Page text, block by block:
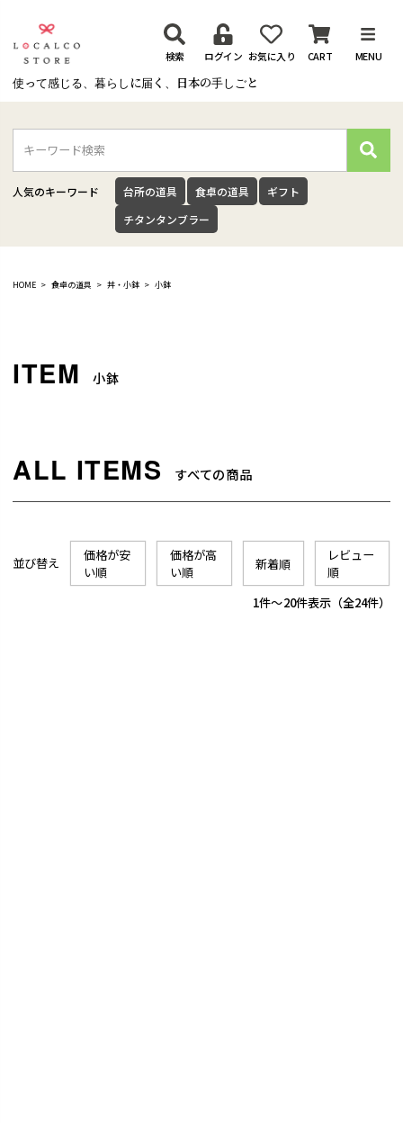
使って感じる、暮らしに届く、日本の手しごと
検索 ログイン お気に入り CART MENU
検
索
人気のキーワード 台所の道具 食卓の道具
ギフト
チタンタンブラー
HOME 食卓の道具 丼・小鉢 小鉢
小鉢
すべての商品
並び替え
価格が安
い順
価格が高
い順
新着順
レビュー
順
24
1 -20件表示